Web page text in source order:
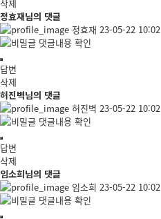
삭제
정효재님의 댓글
정효재 23-05-22 10:02
댓글내용 확인
답변
삭제
허진벽님의 댓글
허진벽 23-05-22 10:02
댓글내용 확인
답변
삭제
임소희님의 댓글
임소희 23-05-22 10:02
댓글내용 확인